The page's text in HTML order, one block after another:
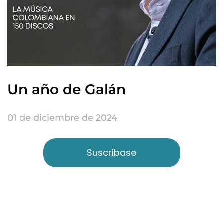
Un año de Galán
01 de diciembre de 2024
Suscríbase